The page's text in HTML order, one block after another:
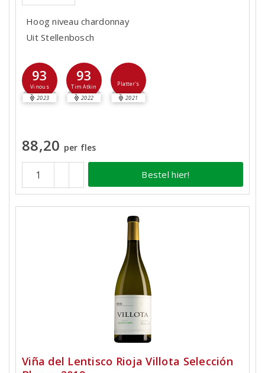
Hoog niveau chardonnay
Uit Stellenbosch
93
Vinous
2023
93
Tim Atkin
2022
Platter's
2021
88,20 per fles
Bestel hier!
Viña del Lentisco Rioja Villota Selección